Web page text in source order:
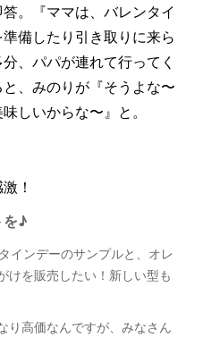
。『ママは、バレンタイ
備したり引き取りに来ら
、パパが連れて行ってく
、みのりが『そうよな〜
しいからな〜』と。
！
を♪
インデーのサンプルと、オレ
けを販売したい！新しい型も
り高価なんですが、みなさん